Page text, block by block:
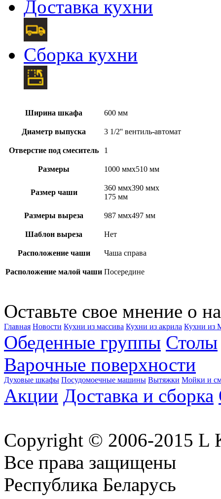
Доставка кухни
Сборка кухни
Ширина шкафа 600 мм
Диаметр выпуска 3 1/2'' вентиль-автомат
Отверстие под смеситель 1
Размеры 1000 ммx510 мм
Размер чаши
360 ммx390 ммx
175 мм
Размеры выреза 987 ммx497 мм
Шаблон выреза Нет
Расположение чаши Чаша справа
Расположение малой чаши Посередине
Оставьте свое мнение о
Главная Новости Кухни из массива Кухни из акрила Кухни из
Обеденные группы Столы
Варочные поверхности
Духовые шкафы Посудомоечные машины Вытяжки Мойки и
Акции Доставка и сборка
Copyright © 2006-2015
Все права защищены
Республика Беларусь